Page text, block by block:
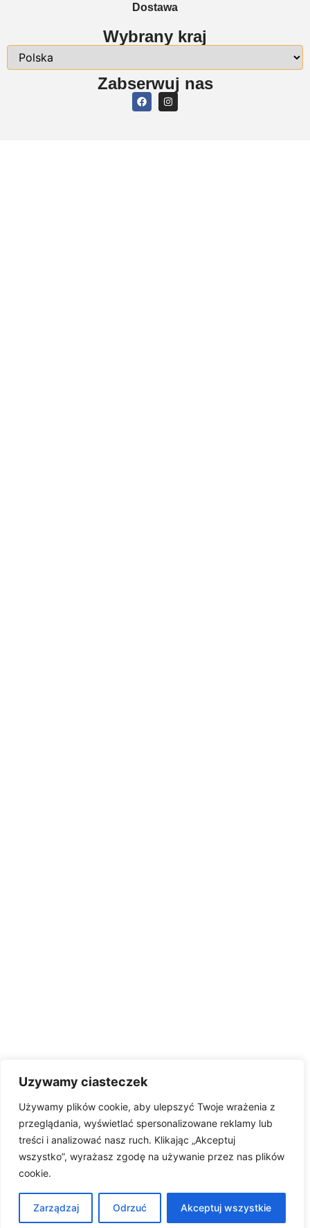
Uzywamy ciasteczek
Używamy plików cookie, aby ulepszyć Twoje wrażenia z
przeglądania, wyświetlać spersonalizowane reklamy lub
treści i analizować nasz ruch. Klikając „Akceptuj
wszystko”, wyrażasz zgodę na używanie przez nas plików
cookie.
Zarządzaj Odrzuć Akceptuj wszystkie
Dostawa
Wybrany kraj
Zabserwuj nas